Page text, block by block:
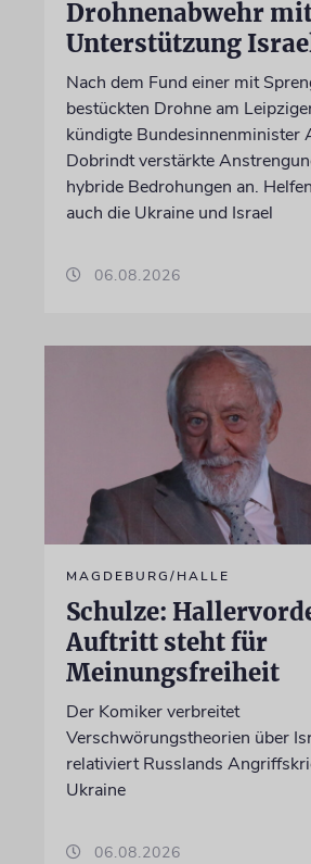
Drohnenabwehr
Unterstützung
Nach dem Fund einer mit
bestückten Drohne am
kündigte Bundesinnenminister
Dobrindt verstärkte
hybride Bedrohungen an.
auch die Ukraine und Israel
06.08.2026
MAGDEBURG/HALLE
Schulze:
Auftritt steht für
Meinungsfreiheit
Der Komiker verbreitet
Verschwörungstheorien über
relativiert Russlands
Ukraine
06.08.2026